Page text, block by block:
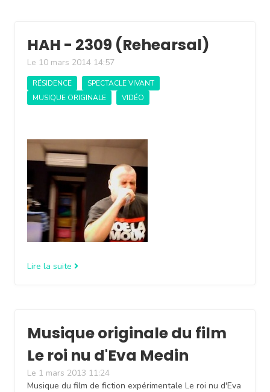
HAH - 2309 (Rehearsal)
Le 10 mars 2014 14:57
RÉSIDENCE
SPECTACLE VIVANT
MUSIQUE ORIGINALE
VIDÉO
Lire la suite
Musique originale du film
Le roi nu d'Eva Medin
Le 1 mars 2013 11:24
Musique du film de fiction expérimentale Le roi nu d'Eva